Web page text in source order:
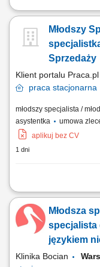
Portale internetowe |
mieć realny wpływ na
współpracować z
regionie? Dołącz do
Młodszy
Sprzedaży
Klient portalu Praca.pl
praca stacjonarna
młodszy specjalista /
asystentka
umowa
aplikuj bez CV
1 dni
Kompleksowa obsługa
handlowych dla
zakresie realizowanych
zgodnie z przekazanymi
danych i informacji
Młodsza
specjalista
językiem
Klinika Bocian